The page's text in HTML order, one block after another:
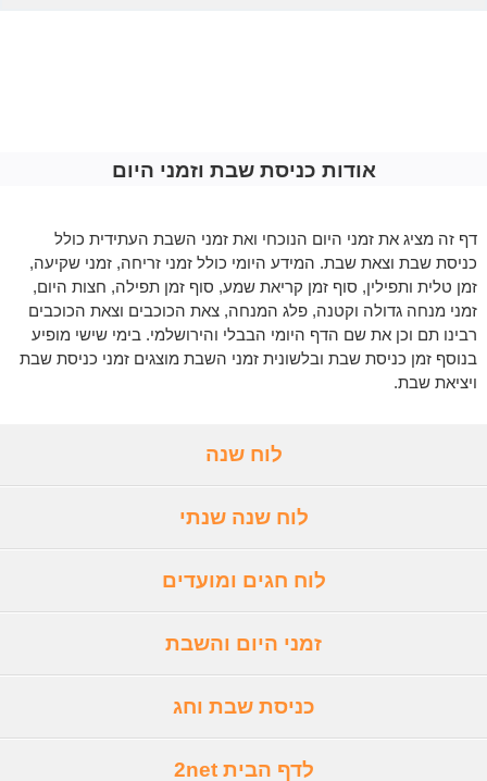
אודות כניסת שבת וזמני היום
דף זה מציג את זמני היום הנוכחי ואת זמני השבת העתידית כולל
כניסת שבת וצאת שבת. המידע היומי כולל זמני זריחה, זמני שקיעה,
זמן טלית ותפילין, סוף זמן קריאת שמע, סוף זמן תפילה, חצות היום,
זמני מנחה גדולה וקטנה, פלג המנחה, צאת הכוכבים וצאת הכוכבים
רבינו תם וכן את שם הדף היומי הבבלי והירושלמי. בימי שישי מופיע
בנוסף זמן כניסת שבת ובלשונית זמני השבת מוצגים זמני כניסת שבת
ויציאת שבת.
לוח שנה
לוח שנה שנתי
לוח חגים ומועדים
זמני היום והשבת
כניסת שבת וחג
לדף הבית 2net